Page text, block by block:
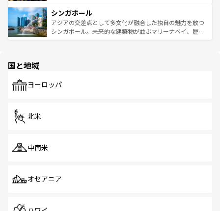
参照してほしい。
激する。気候は一年中温暖で、どの季節にも異なる楽しみ
が待っている。親しみやすいタイの人々、仏教を中心とし
た文化、そして多様な観光資源が、訪れる旅人を魅了し続
み、どこを訪れても感動するはず。観光スポットが密集し
ており、効率よく見どころを回れるのも魅力。息をのむよ
うな絶景から文化的な体験まで、香港を存分に楽しみ尽く
シンガポール
アジアの交差点として多文化が融合した独自の魅力を放つ
シンガポール。未来的な建築物が並ぶマリーナベイ、歴史
で、ホーカーズは地元の風情を楽しめる外せないスポット
国と地域
ヨーロッパ
北米
中南米
オセアニア